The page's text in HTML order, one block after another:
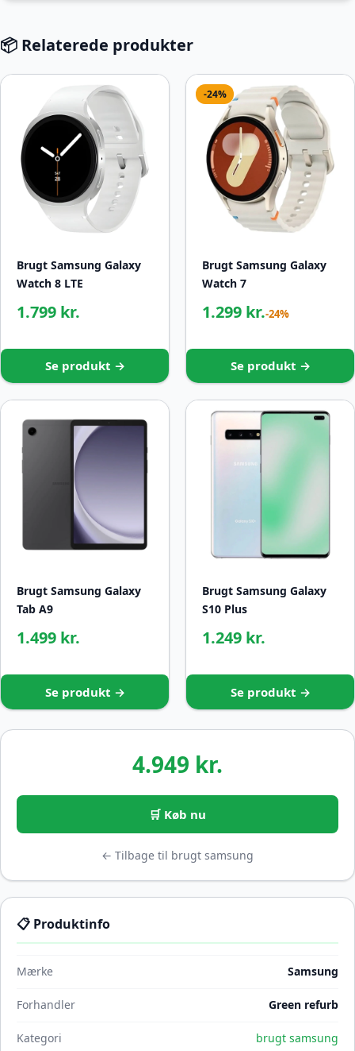
📦 Relaterede produkter
Brugt Samsung Galaxy
Watch 8 LTE
1.799 kr.
Se produkt →
-24%
Brugt Samsung Galaxy
Watch 7
1.299 kr.-24%
Se produkt →
Brugt Samsung Galaxy
Tab A9
1.499 kr.
Se produkt →
Brugt Samsung Galaxy
S10 Plus
1.249 kr.
Se produkt →
4.949 kr.
🛒 Køb nu
← Tilbage til brugt samsung
📋 Produktinfo
Mærke Samsung
Forhandler Green refurb
Kategori brugt samsung